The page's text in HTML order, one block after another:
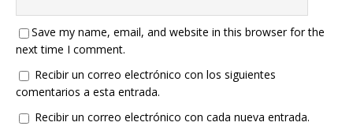
Save my name, email, and website in this browser for the
next time I comment.
Recibir un correo electrónico con los siguientes
comentarios a esta entrada.
Recibir un correo electrónico con cada nueva entrada.